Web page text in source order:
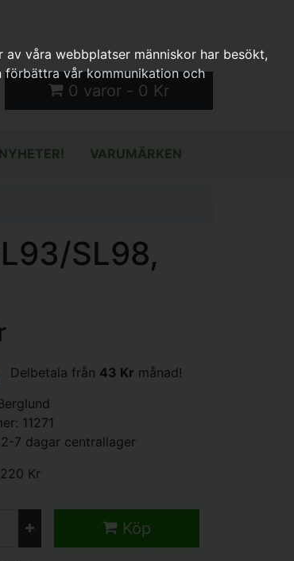
0 varor - 0 Kr
NYHETER! VARUMÄRKEN
SL98,
Delbetala från 43 Kr månad!
11271
7 dagar centrallager
Kr
Köp
våra webbplatser människor har besökt,
förbättra vår kommunikation och